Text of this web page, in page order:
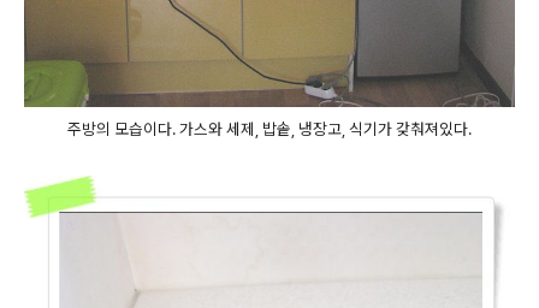
주방의 모습이다. 가스와 세제, 밥솥, 냉장고, 식기가 갖춰져있다.